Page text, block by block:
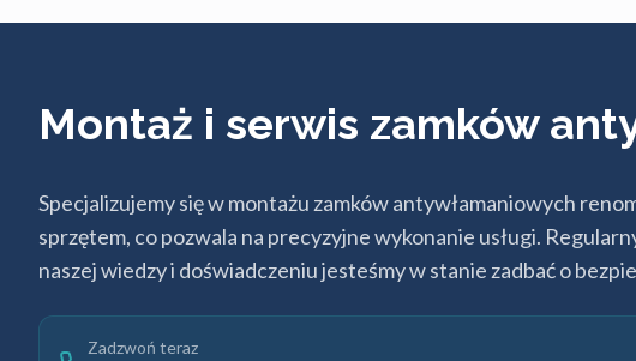
Montaż i serwis zamków
Specjalizujemy się w montażu zamków antywłamaniowych
sprzętem, co pozwala na precyzyjne wykonanie usługi.
naszej wiedzy i doświadczeniu jesteśmy w stanie zadbać o
Zadzwoń teraz